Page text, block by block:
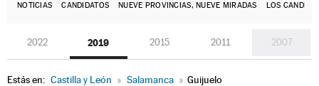
NOTICIAS CANDIDATOS NUEVE PROVINCIAS, NUEVE MIRADAS LOS
2022 2019 2015 2011 2007
Estás en: Castilla y León » Salamanca » Guijuelo